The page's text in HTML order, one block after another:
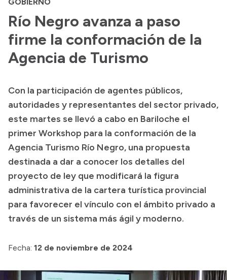
Referentes de prensa
Archivo de noticias
Transparencia
Boletín Oficial
Compras y licitaciones
Consulta de expedientes
Consulta de pago a proveedores
Convocatorias
Intranet
Río Negro avanza a paso
firme la conformación de la
Agencia de Turismo
Con la participación de agentes públicos,
autoridades y representantes del sector privado,
este martes se llevó a cabo en Bariloche el
primer Workshop para la conformación de la
Agencia Turismo Río Negro, una propuesta
destinada a dar a conocer los detalles del
proyecto de ley que modificará la figura
administrativa de la cartera turística provincial
para favorecer el vínculo con el ámbito privado a
través de un sistema más ágil y moderno.
Fecha: 12 de noviembre de 2024